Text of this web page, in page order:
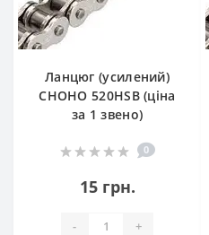
Ланцюг (усилений)
СHOHO 520HSB (ціна
за 1 звено)
0
15 грн.
- +